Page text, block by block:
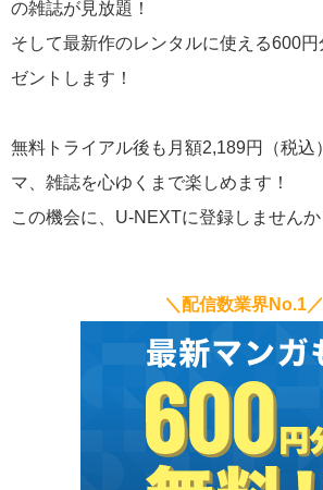
の雑誌が見放題！
そして最新作のレンタルに使える600
ゼントします！
無料トライアル後も月額2,189円（税込
マ、雑誌を心ゆくまで楽しめます！
この機会に、U-NEXTに登録しませんか
＼配信数業界No.1／